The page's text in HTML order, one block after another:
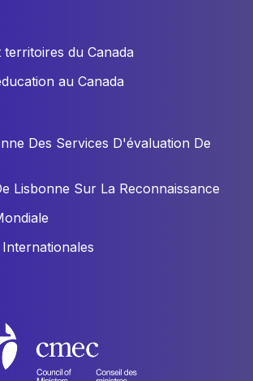
du Canada
au Canada
Des Services D'évaluation De
Lisbonne Sur La Reconnaissance